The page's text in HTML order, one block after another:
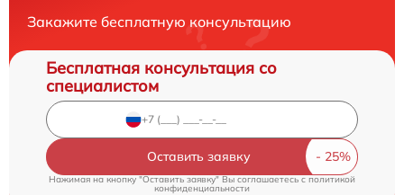
Закажите бесплатную консультацию
Бесплатная консультация со
специалистом
Оставить заявку
Нажимая на кнопку "Оставить заявку" Вы соглашаетесь cполитикой
конфиденциальности